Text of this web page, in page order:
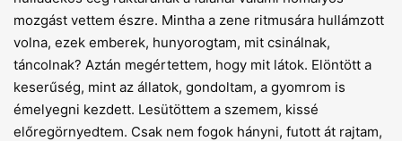
mozgást vettem észre. Mintha a zene ritmusára hullámzott
volna, ezek emberek, hunyorogtam, mit csinálnak,
táncolnak? Aztán megértettem, hogy mit látok. Elöntött a
keserűség, mint az állatok, gondoltam, a gyomrom is
émelyegni kezdett. Lesütöttem a szemem, kissé
előregörnyedtem. Csak nem fogok hányni, futott át rajtam,